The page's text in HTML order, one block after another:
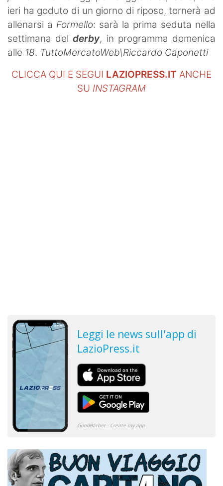
ieri ha goduto di un giorno di riposo, tornerà ad
allenarsi a Formello: sarà la prima seduta nella
settimana delderby, in programma domenica
alle 18. TuttoMercatoWeb\Riccardo Caponetti
CLICCA QUI E SEGUI LAZIOPRESS.IT ANCHE
SU INSTAGRAM